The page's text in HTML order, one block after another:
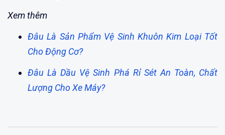
Xem thêm
Đâu Là Sản Phẩm Vệ Sinh Khuôn Kim Loại Tốt
Cho Động Cơ?
Đâu Là Dầu Vệ Sinh Phá Rỉ Sét An Toàn, Chất
Lượng Cho Xe Máy?